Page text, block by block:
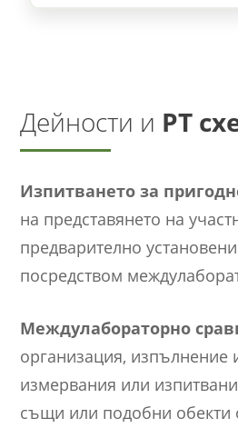
Дейности и PT
Изпитването за
на представянето на
предварително
посредством
Междулабораторно
организация, изпълнение
измервания или
същи или подобни обекти